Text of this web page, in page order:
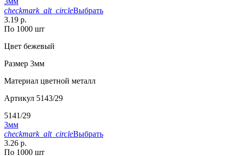
checkmark_alt_circleВыбрать
3.19 р.
По 1000 шт
Цвет бежевый
Размер 3мм
Материал цветной металл
Артикул 5143/29
5141/29
3мм
checkmark_alt_circleВыбрать
3.26 р.
По 1000 шт